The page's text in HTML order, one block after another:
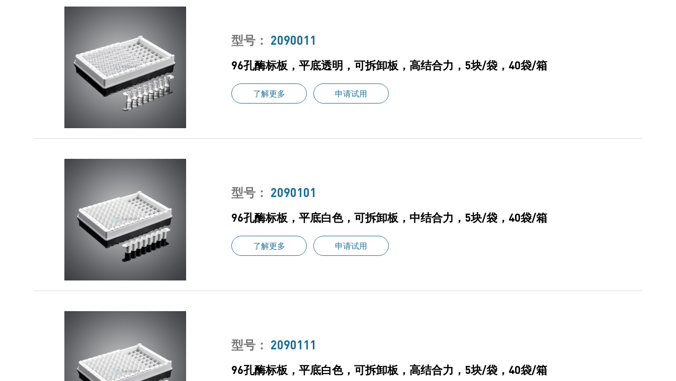
型号： 2090011
96孔酶标板，平底透明，可拆卸板，高结合力，5块/袋，40袋/箱
了解更多 申请试用
型号： 2090101
96孔酶标板，平底白色，可拆卸板，中结合力，5块/袋，40袋/箱
了解更多 申请试用
型号： 2090111
96孔酶标板，平底白色，可拆卸板，高结合力，5块/袋，40袋/箱